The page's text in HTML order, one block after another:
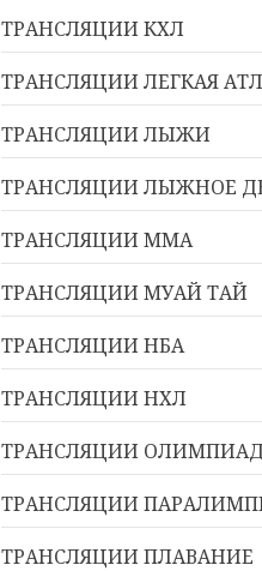
ТРАНСЛЯЦИИ КХЛ
ТРАНСЛЯЦИИ ЛЕГКАЯ
ТРАНСЛЯЦИИ ЛЫЖИ
ТРАНСЛЯЦИИ ЛЫЖНОЕ
ТРАНСЛЯЦИИ ММА
ТРАНСЛЯЦИИ МУАЙ ТАЙ
ТРАНСЛЯЦИИ НБА
ТРАНСЛЯЦИИ НХЛ
ТРАНСЛЯЦИИ
ТРАНСЛЯЦИИ
ТРАНСЛЯЦИИ ПЛАВАНИЕ